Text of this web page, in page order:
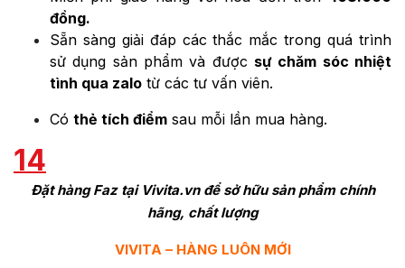
đồng.
Sẵn sàng giải đáp các thắc mắc trong quá trình
sử dụng sản phẩm và được sự chăm sóc nhiệt
tình qua zalo từ các tư vấn viên.
Có thẻ tích điểm sau mỗi lần mua hàng.
14
Đặt hàngFaz tại Vivita.vn để sở hữu sản phẩm chính
hãng, chất lượng
VIVITA – HÀNG LUÔN MỚI